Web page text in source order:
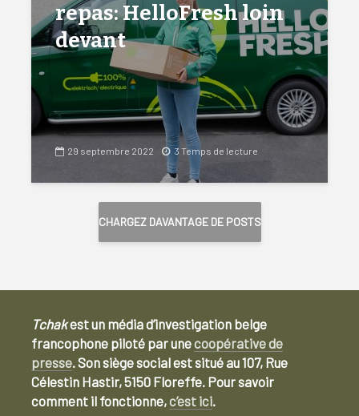
repas: HelloFresh loin
devant
29 septembre 2022 3 Temps de lecture
CHARGEZ DAVANTAGE DE POSTS
Tchakest un média d’investigation belge
francophone piloté par unecoopérative de
presse. Son siège social est situé au 107, Rue
Célestin Hastir, 5150 Floreffe. Pour savoir
comment il fonctionne,c’est ici.